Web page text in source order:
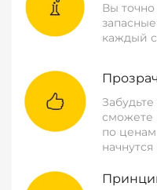
Вы точно
каждый
сможете
по